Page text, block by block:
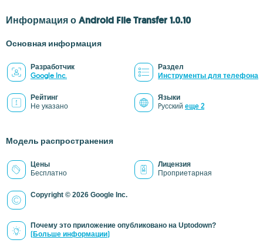
Информация о Android File Transfer 1.0.10
Основная информация
Разработчик
Google Inc.
Раздел
Инструменты для телефона
Рейтинг
Не указано
Языки
Pусский еще 2
Модель распространения
Цены
Бесплатно
Лицензия
Проприетарная
Copyright © 2026 Google Inc.
Почему это приложение опубликовано на Uptodown?
(Больше информации)